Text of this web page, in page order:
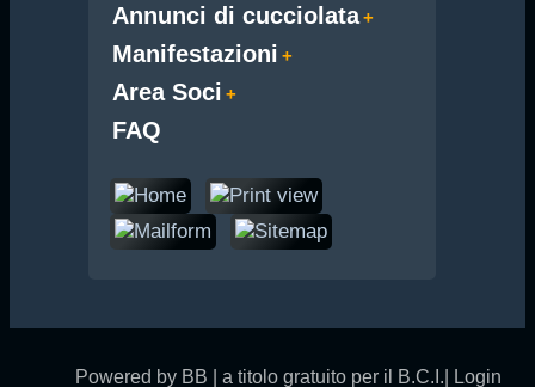
Annunci di cucciolata
Manifestazioni
Area Soci
FAQ
Powered by BB | a titolo gratuito per il B.C.I.| Login